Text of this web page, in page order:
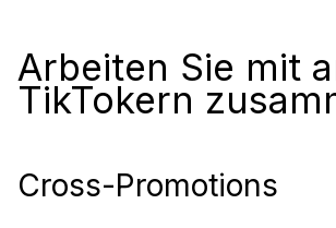
Arbeiten Sie mit
TikTokern
Cross-Promotions